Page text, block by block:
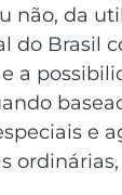
não, da
do Brasil
a
e